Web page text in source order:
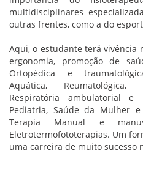
multidisciplinares
outras frentes, como a do
Aqui, o estudante terá vivência
ergonomia, promoção de
Ortopédica e
Aquática, Reumatológica,
Respiratória ambulatorial e
Pediatria, Saúde da Mulher
Terapia Manual e
Eletrotermofototerapias. Um
uma carreira de muito sucesso